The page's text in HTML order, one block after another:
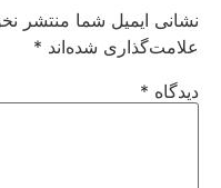
نشانی ایمیل شما منتشر
علامت‌گذاری شده‌اند *
دیدگاه *